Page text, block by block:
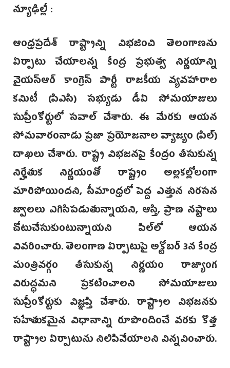
న్యూఢిల్లీ‌ :
ఆంధ్రప్రదేశ్‌ రాష్ట్రాన్ని విభజించి తెలంగాణను
ఏర్పాటు చేయాలన్న కేంద్ర ప్రభుత్వ నిర్ణయాన్ని
వైయస్ఆర్‌ కాంగ్రెస్‌ పార్టీ రాజకీయ వ్యవహారాల
కమిటీ (పిఎసి) సభ్యుడు డీఏ సోమయాజులు
సుప్రీంకోర్టులో సవాల్‌ చేశారు. ఈ మేరకు ఆయన
సోమవారంనాడు ప్రజా ప్రయోజనాల వ్యాజ్యం (పిల్)
దాఖలు చేశారు. రాష్ట్ర విభజనపై కేంద్రం తీసుకున్న
నిర్హేతుక నిర్ణయంతో రాష్ట్రం అల్లకల్లోలంగా
మారిపోయిందని, సీమాంధ్రలో పెద్ద ఎత్తున నిరసన
జ్వాలలు ఎగిసిపడుతున్నాయని, ఆస్తి, ప్రాణ నష్టాలు
చోటుచేసుకుంటున్నాయని పిల్‌లో ఆయన
వివరించారు. తెలంగాణ ఏర్పాటుపై అక్టోబర్ 3న కేంద్ర
మంత్రివర్గం తీసుకున్న నిర్ణయం రాజ్యాంగ
విరుద్ధమని ప్రకటించా‌లని సోమయాజులు
సుప్రీంకోర్టుకు విజ్ఞప్తి చేశారు. రాష్ట్రాల విభజనకు
సహేతుకమైన విధానాన్ని రూపొందించే వరకు కొత్త
రాష్ట్రాల ఏర్పాటును నిలిపివేయాలని విన్నవించారు.